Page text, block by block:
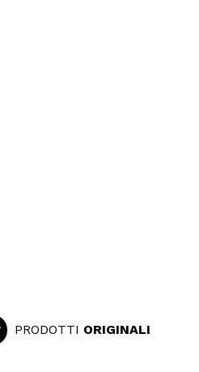
PRODOTTI ORIGINALI